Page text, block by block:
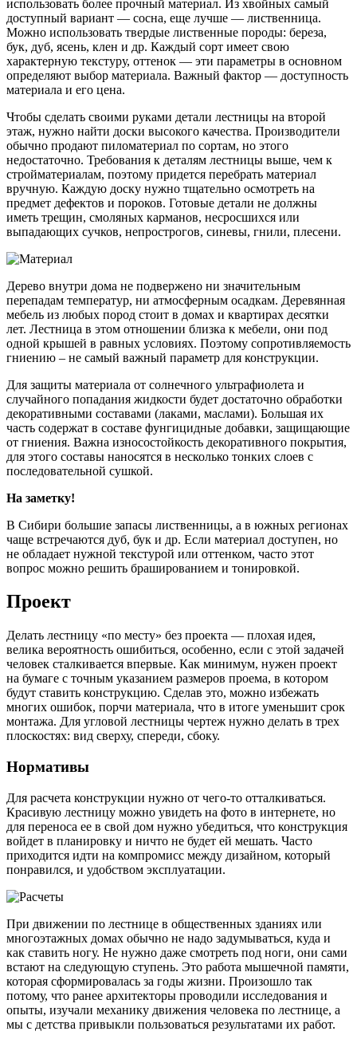
использовать более прочный материал. Из хвойных самый
доступный вариант — сосна, еще лучше — лиственница.
Можно использовать твердые лиственные породы: береза,
бук, дуб, ясень, клен и др. Каждый сорт имеет свою
характерную текстуру, оттенок — эти параметры в основном
определяют выбор материала. Важный фактор — доступность
материала и его цена.
Чтобы сделать своими руками детали лестницы на второй
этаж, нужно найти доски высокого качества. Производители
обычно продают пиломатериал по сортам, но этого
недостаточно. Требования к деталям лестницы выше, чем к
стройматериалам, поэтому придется перебрать материал
вручную. Каждую доску нужно тщательно осмотреть на
предмет дефектов и пороков. Готовые детали не должны
иметь трещин, смоляных карманов, несросшихся или
выпадающих сучков, непрострогов, синевы, гнили, плесени.
Дерево внутри дома не подвержено ни значительным
перепадам температур, ни атмосферным осадкам. Деревянная
мебель из любых пород стоит в домах и квартирах десятки
лет. Лестница в этом отношении близка к мебели, они под
одной крышей в равных условиях. Поэтому сопротивляемость
гниению – не самый важный параметр для конструкции.
Для защиты материала от солнечного ультрафиолета и
случайного попадания жидкости будет достаточно обработки
декоративными составами (лаками, маслами). Большая их
часть содержат в составе фунгицидные добавки, защищающие
от гниения. Важна износостойкость декоративного покрытия,
для этого составы наносятся в несколько тонких слоев с
последовательной сушкой.
На заметку!
В Сибири большие запасы лиственницы, а в южных регионах
чаще встречаются дуб, бук и др. Если материал доступен, но
не обладает нужной текстурой или оттенком, часто этот
вопрос можно решить брашированием и тонировкой.
Проект
Делать лестницу «по месту» без проекта — плохая идея,
велика вероятность ошибиться, особенно, если с этой задачей
человек сталкивается впервые. Как минимум, нужен проект
на бумаге с точным указанием размеров проема, в котором
будут ставить конструкцию. Сделав это, можно избежать
многих ошибок, порчи материала, что в итоге уменьшит срок
монтажа. Для угловой лестницы чертеж нужно делать в трех
плоскостях: вид сверху, спереди, сбоку.
Нормативы
Для расчета конструкции нужно от чего-то отталкиваться.
Красивую лестницу можно увидеть на фото в интернете, но
для переноса ее в свой дом нужно убедиться, что конструкция
войдет в планировку и ничто не будет ей мешать. Часто
приходится идти на компромисс между дизайном, который
понравился, и удобством эксплуатации.
При движении по лестнице в общественных зданиях или
многоэтажных домах обычно не надо задумываться, куда и
как ставить ногу. Не нужно даже смотреть под ноги, они сами
встают на следующую ступень. Это работа мышечной памяти,
которая сформировалась за годы жизни. Произошло так
потому, что ранее архитекторы проводили исследования и
опыты, изучали механику движения человека по лестнице, а
мы с детства привыкли пользоваться результатами их работ.